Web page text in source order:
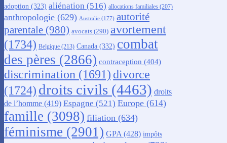
adoption (323) aliénation (516) allocations familiales (207)
anthropologie (629) Australie (177) autorité
parentale (980) avocats (290) avortement
(1734) Belgique (213) Canada (332) combat
des pères (2866) contraception (404)
discrimination (1691) divorce
(1724) droits civils (4463) droits
de l’homme (419) Espagne (521) Europe (614)
famille (3098) filiation (634)
féminisme (2901) GPA (428) impôts